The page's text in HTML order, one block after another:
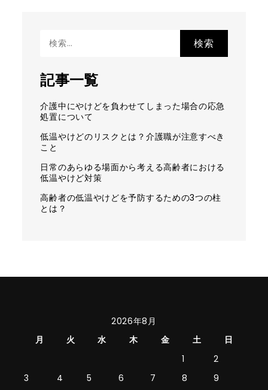
記事一覧
介護中にやけどを負わせてしまった場合の応急
処置について
低温やけどのリスクとは？介護職が注意すべき
こと
日常のあらゆる場面から考える高齢者における
低温やけど対策
高齢者の低温やけどを予防するための3つの柱
とは？
2026年8月
月
火 水 木 金 土
日
1
2
3
4 5 6 7 8
9